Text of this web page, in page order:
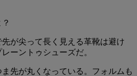
が尖って長く見える革靴は避け
ーントゥシューズだ。
先が丸くなっている。フォルムも